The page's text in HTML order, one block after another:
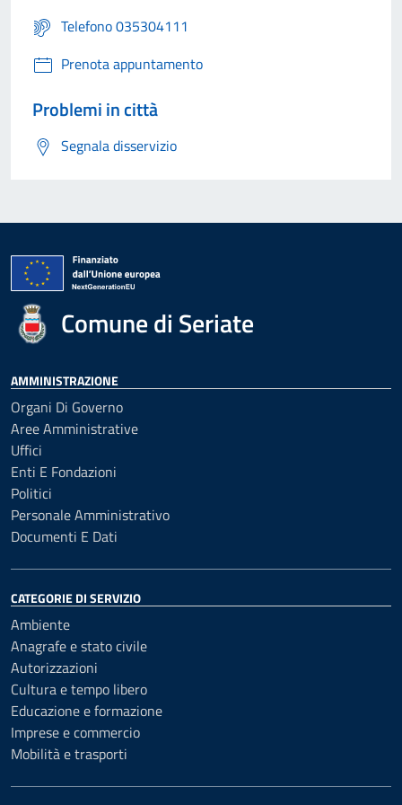
Telefono 035304111
Prenota appuntamento
Problemi in città
Segnala disservizio
Comune di Seriate
AMMINISTRAZIONE
Organi Di Governo
Aree Amministrative
Uffici
Enti E Fondazioni
Politici
Personale Amministrativo
Documenti E Dati
CATEGORIE DI SERVIZIO
Ambiente
Anagrafe e stato civile
Autorizzazioni
Cultura e tempo libero
Educazione e formazione
Imprese e commercio
Mobilità e trasporti